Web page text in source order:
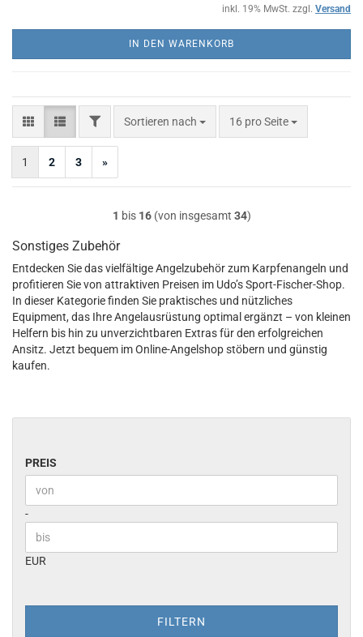
inkl. 19% MwSt. zzgl. Versand
IN DEN WARENKORB
FILTERSortieren nach
Sortieren nach 16 pro Seite
pro Seite
1 2 3 »
1 bis 16(von insgesamt 34)
Sonstiges Zubehör
Entdecken Sie das vielfältige Angelzubehör zum Karpfenangeln und
profitieren Sie von attraktiven Preisen im Udo’s Sport-Fischer-Shop.
In dieser Kategorie finden Sie praktisches und nützliches
Equipment, das Ihre Angelausrüstung optimal ergänzt – von kleinen
Helfern bis hin zu unverzichtbaren Extras für den erfolgreichen
Ansitz. Jetzt bequem im Online-Angelshop stöbern und günstig
kaufen.
PREIS
PREIS
Preis bis
-
EUR
FILTERN